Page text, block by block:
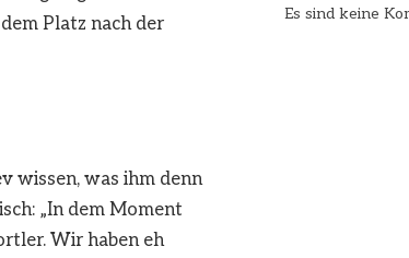
Platz nach der
wissen, was ihm denn
„In dem Moment
Wir haben eh
Es sind keine